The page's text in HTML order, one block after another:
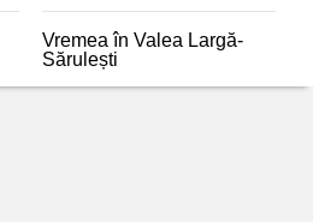
Vremea în Valea Largă-
Sărulești